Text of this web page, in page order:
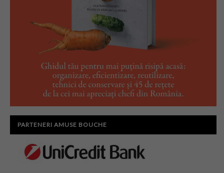
PARTENERI AMUSE BOUCHE